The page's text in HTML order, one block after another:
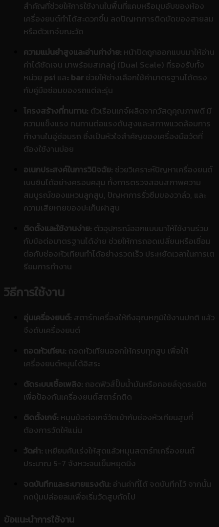
สำคัญที่ช่วยให้การใช้งานในพื้นที่แคบหรือมุมอับของห้อง
เครื่องยนต์ทำได้สะดวกขึ้น ลดปัญหาการติดขัดของสายลม
หรือตัวเกจ์ขณะวัด
ความแม่นยำสูงและอ่านค่าง่าย: หน้าปัดถูกออกแบบมาให้อ่าน
ค่าได้ชัดเจน มาพร้อมสเกลคู่ (Dual Scale) ที่รองรับทั้ง
หน่วย psi และ bar ช่วยให้ช่างเลือกใช้ค่ามาตรฐานได้ตรง
กับคู่มือซ่อมของรถแต่ละรุ่น
โครงสร้างที่ทนทาน: ตัวเรือนเกจ์ผลิตจากวัสดุคุณภาพดี มี
ความแข็งแรง ทนทานต่อแรงดันสูงและสภาพแวดล้อมการ
ทำงานในอู่ซ่อมรถ ซึ่งเป็นหัวใจสำคัญของเครื่องมือวัดที่
ต้องใช้งานบ่อย
อเนกประสงค์ในการวินิจฉัย: ช่วยวิเคราะห์ปัญหาเครื่องยนต์
เบนซินได้อย่างครอบคลุม ทั้งการตรวจสอบสภาพความ
สมบูรณ์ของแหวนลูกสูบ, ปัญหาการรั่วซึมของวาล์ว, และ
ความเสียหายของปะเก็นฝาสูบ
ติดตั้งและใช้งานง่าย: ตัวอุปกรณ์ออกแบบมาให้ใช้งานร่วม
กับข้อต่อมาตรฐานได้ง่าย ช่วยให้การถอดเปลี่ยนหรือเชื่อม
ต่อกับช่องหัวเทียนทำได้อย่างรวดเร็ว ประหยัดเวลาในการเต
รียมการทำงาน
วิธีการใช้งาน
อุ่นเครื่องยนต์: สตาร์ทเครื่องให้ถึงอุณหภูมิใช้งานปกติ แล้ว
จึงดับเครื่องยนต์
ถอดหัวเทียน: ถอดหัวเทียนออกให้ครบทุกสูบ เพื่อให้
เครื่องยนต์หมุนได้อิสระ
ตัดระบบเชื้อเพลิง: ถอดฟิวส์ปั๊มน้ำมันหรือคอยล์จุดระเบิด
เพื่อป้องกันเครื่องยนต์สตาร์ทติด
ติดตั้งเกจ์: หมุนข้อต่อเกจ์วัดเข้ากับช่องหัวเทียนสูบที่
ต้องการวัดให้แน่น
วัดค่า: เหยียบคันเร่งให้สุดแล้วหมุนสตาร์ทเครื่องยนต์
ประมาณ 5-7 จังหวะจนเข็มหยุดนิ่ง
จดบันทึกและระบายแรงดัน: อ่านค่าที่ได้ จดบันทึกไว้ จากนั้น
กดปุ่มปล่อยลมเพื่อเริ่มวัดสูบถัดไป
ข้อแนะนำการใช้งาน